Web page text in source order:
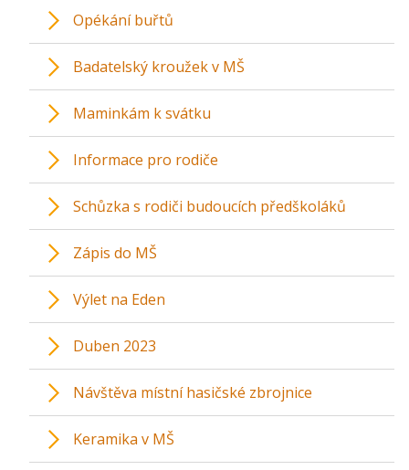
Opékání buřtů
Badatelský kroužek v MŠ
Maminkám k svátku
Informace pro rodiče
Schůzka s rodiči budoucích předškoláků
Zápis do MŠ
Výlet na Eden
Duben 2023
Návštěva místní hasičské zbrojnice
Keramika v MŠ